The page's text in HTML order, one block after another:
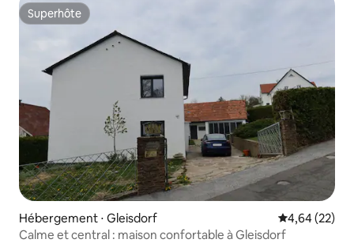
Superhôte
Superhôte
Hébergement ⋅ Gleisdorf Évaluation
4,64 (22)
Calme et central : maison confortable à Gleisdorf